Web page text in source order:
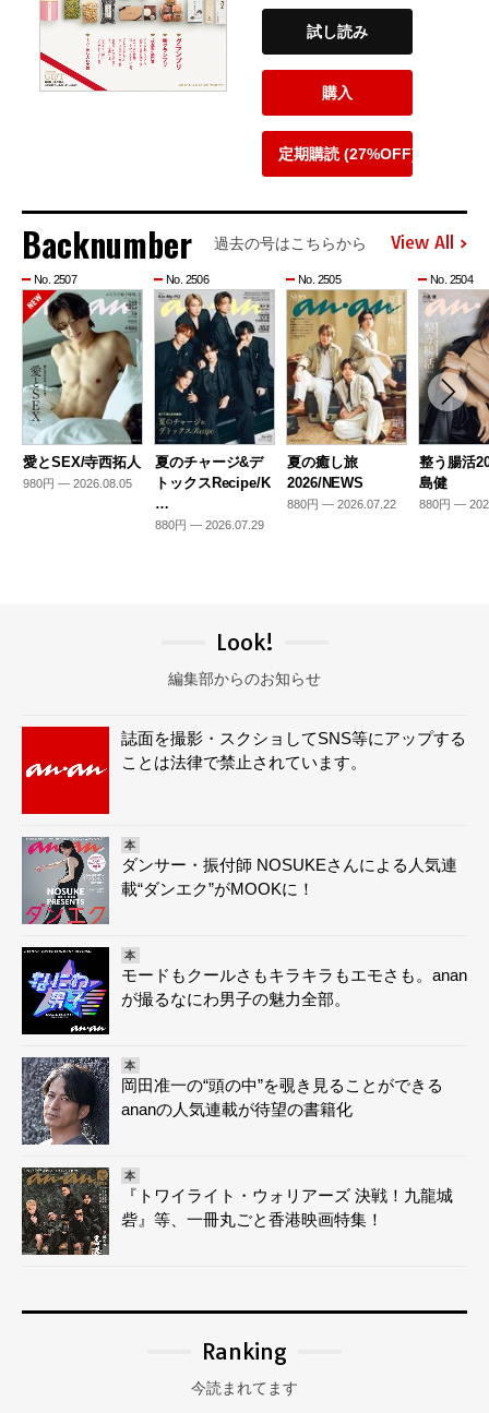
試し読み
購入
定期購読 (27%OFF)
Backnumber 過去の号はこちらから View All
No. 2507
愛とSEX/寺西拓人
980円 — 2026.08.05
No. 2506
夏のチャージ&デ
トックスRecipe/K
…
880円 — 2026.07.29
No. 2505
夏の癒し旅
2026/NEWS
880円 — 2026.07.22
No. 2504
整う腸活
島健
880円 —
Look!
編集部からのお知らせ
誌面を撮影・スクショしてSNS等にアップする
ことは法律で禁止されています。
本
ダンサー・振付師 NOSUKEさんによる人気連
載“ダンエク”がMOOKに！
本
モードもクールさもキラキラもエモさも。anan
が撮るなにわ男子の魅力全部。
本
岡田准一の“頭の中”を覗き見ることができる
ananの人気連載が待望の書籍化
本
『トワイライト・ウォリアーズ 決戦！九龍城
砦』等、一冊丸ごと香港映画特集！
Ranking
今読まれてます